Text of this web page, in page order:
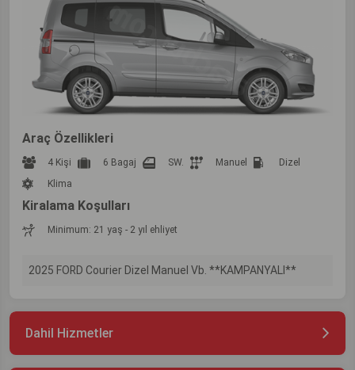
Araç Özellikleri
4 Kişi 6 Bagaj SW. Manuel
Dizel
Klima
Kiralama Koşulları
Minimum: 21 yaş - 2 yıl ehliyet
2025 FORD Courier Dizel Manuel Vb. **KAMPANYALI**
Dahil Hizmetler